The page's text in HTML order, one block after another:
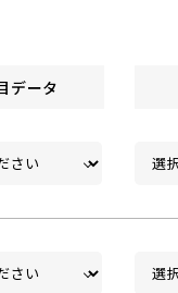
データ